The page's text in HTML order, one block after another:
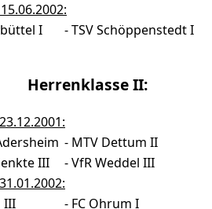
I -TSV Schöppenstedt I
Herrenklasse II:
- MTV Dettum II
III -VfR Weddel III
III - FC Ohrum I